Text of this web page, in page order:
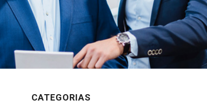
CATEGORIAS